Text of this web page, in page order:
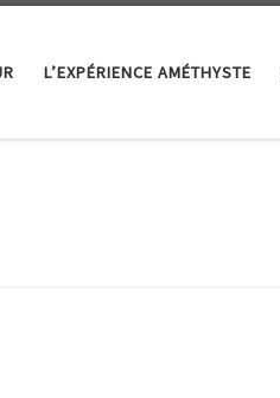
L’EXPÉRIENCE AMÉTHYSTE